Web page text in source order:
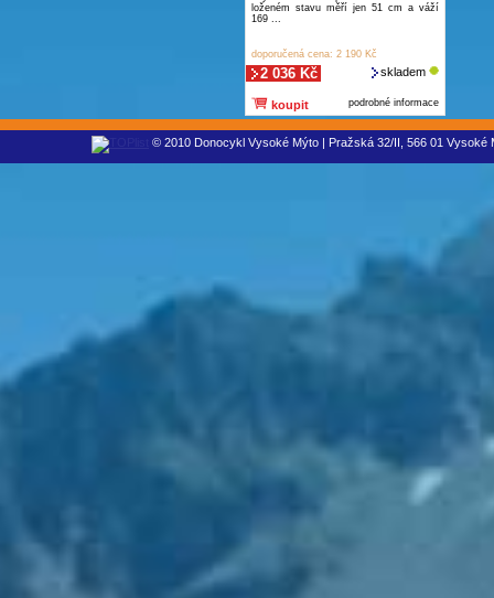
loženém stavu měří jen 51 cm a váží
169 ...
doporučená cena: 2 190 Kč
2 036 Kč skladem
koupit podrobné informace
© 2010 Donocykl Vysoké Mýto | Pražská 32/II, 566 01 Vysoké